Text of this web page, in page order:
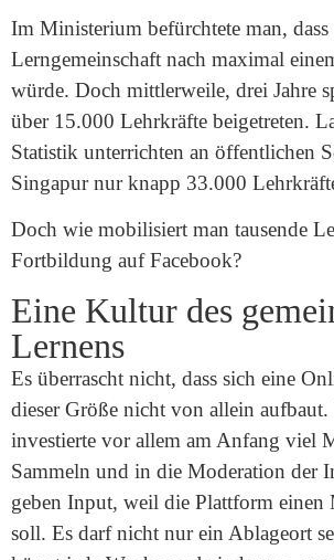
Im Ministerium befürchtete man, dass
Lerngemeinschaft nach maximal
würde. Doch mittlerweile, drei Jahre
über 15.000 Lehrkräfte beigetreten.
Statistik unterrichten an öffentlichen
Singapur nur knapp 33.000
Doch wie mobilisiert man tausende
Fortbildung auf Facebook?
Eine Kultur des
Lernens
Es überrascht nicht, dass sich eine
dieser Größe nicht von allein aufbaut.
investierte vor allem am Anfang viel
Sammeln und in die Moderation der
geben Input, weil die Plattform einen
soll. Es darf nicht nur ein Ablageort